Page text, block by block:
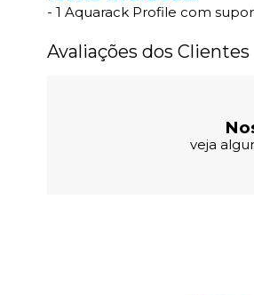
- 1 Aquarack Profile com
Avaliações dos Clientes
veja